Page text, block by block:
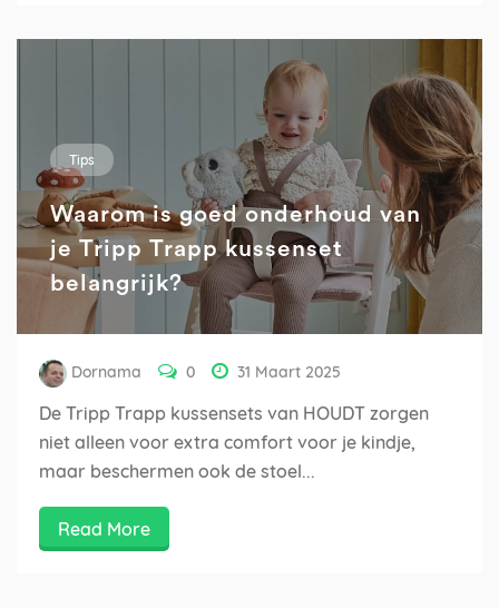
Tips
Waarom is goed onderhoud van
je Tripp Trapp kussenset
belangrijk?
Dornama 0 31 Maart 2025
De Tripp Trapp kussensets van HOUDT zorgen
niet alleen voor extra comfort voor je kindje,
maar beschermen ook de stoel...
Read More